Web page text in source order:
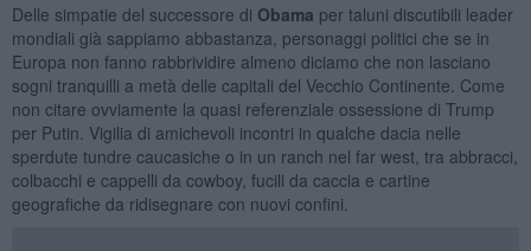
Delle simpatie del successore di Obama per taluni discutibili leader
mondiali già sappiamo abbastanza, personaggi politici che se in
Europa non fanno rabbrividire almeno diciamo che non lasciano
sogni tranquilli a metà delle capitali del Vecchio Continente. Come
non citare ovviamente la quasi referenziale ossessione di Trump
per Putin. Vigilia di amichevoli incontri in qualche dacia nelle
sperdute tundre caucasiche o in un ranch nel far west, tra abbracci,
colbacchi e cappelli da cowboy, fucili da caccia e cartine
geografiche da ridisegnare con nuovi confini.